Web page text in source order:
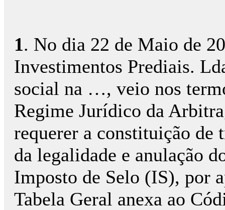
1. No dia 22 de Maio de
Investimentos Prediais.
social na …, veio nos
Regime Jurídico da
requerer a constituição de
da legalidade e anulação
Imposto de Selo (IS), por
Tabela Geral anexa ao